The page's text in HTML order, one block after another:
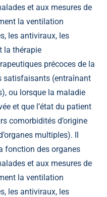
et aux mesures de
la ventilation
les antiviraux, les
la thérapie
précoces de la
satisfaisants (entraînant
ou lorsque la maladie
et que l’état du patient
comorbidités d’origine
multiples). Il
fonction des organes
et aux mesures de
la ventilation
les antiviraux, les